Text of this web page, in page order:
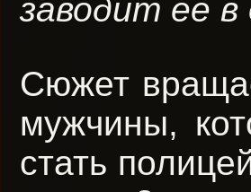
заводит ее
Сюжет
мужчины,
стать